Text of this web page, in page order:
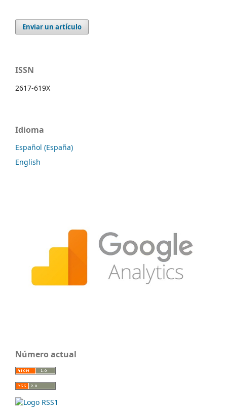
Enviar un artículo
ISSN
2617-619X
Idioma
Español (España)
English
Número actual